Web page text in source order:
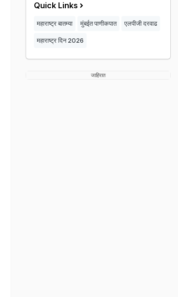
Quick Links
महाराष्ट्र बातम्या मुंबईत पाणीकपात एलपीजी दरवाढ
महाराष्ट्र दिन 2026
जाहिरात